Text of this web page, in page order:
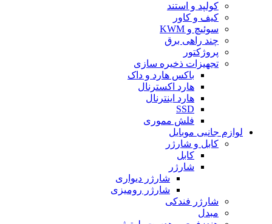
کولپد و استند
کیف و کاور
سوئیچ و KWM
چند راهی برق
پروژکتور
تجهیزات ذخیره سازی
باکس هارد و داک
هارد اکسترنال
هارد اینترنال
SSD
فلش مموری
لوازم جانبی موبایل
کابل و شارژر
کابل
شارژر
شارژر دیواری
شارژر رومیزی
شارژر فندکی
مبدل